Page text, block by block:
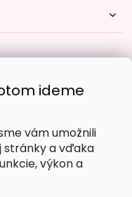
ideme
vám umožnili
stránky a vďaka
výkon a
platby: